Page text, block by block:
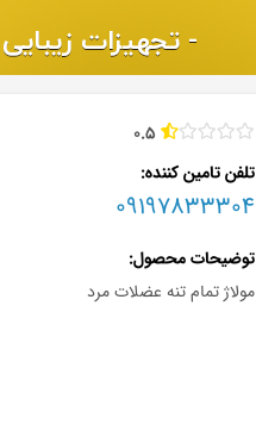
0.5
تلفن تامین کننده
09197833304
توضیحات محصول
مولاژ تمام تنه عضلات مرد